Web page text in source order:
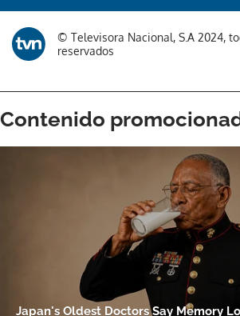
Gracias por suscribirte a
© Televisora Nacional, S.A 2024,
reservados